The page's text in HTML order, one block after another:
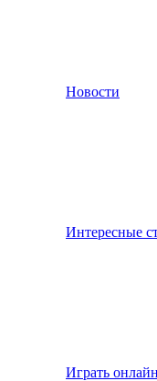
Новости
Интересные
Играть онлайн